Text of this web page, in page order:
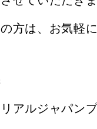
方は、お気軽
アルジャパ